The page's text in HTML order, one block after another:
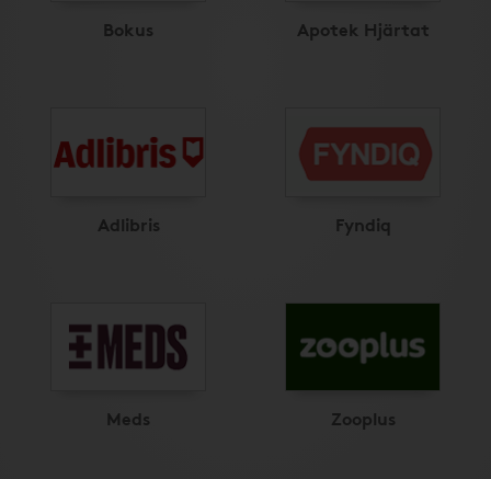
Bokus Apotek Hjärtat
Adlibris Fyndiq
Meds Zooplus